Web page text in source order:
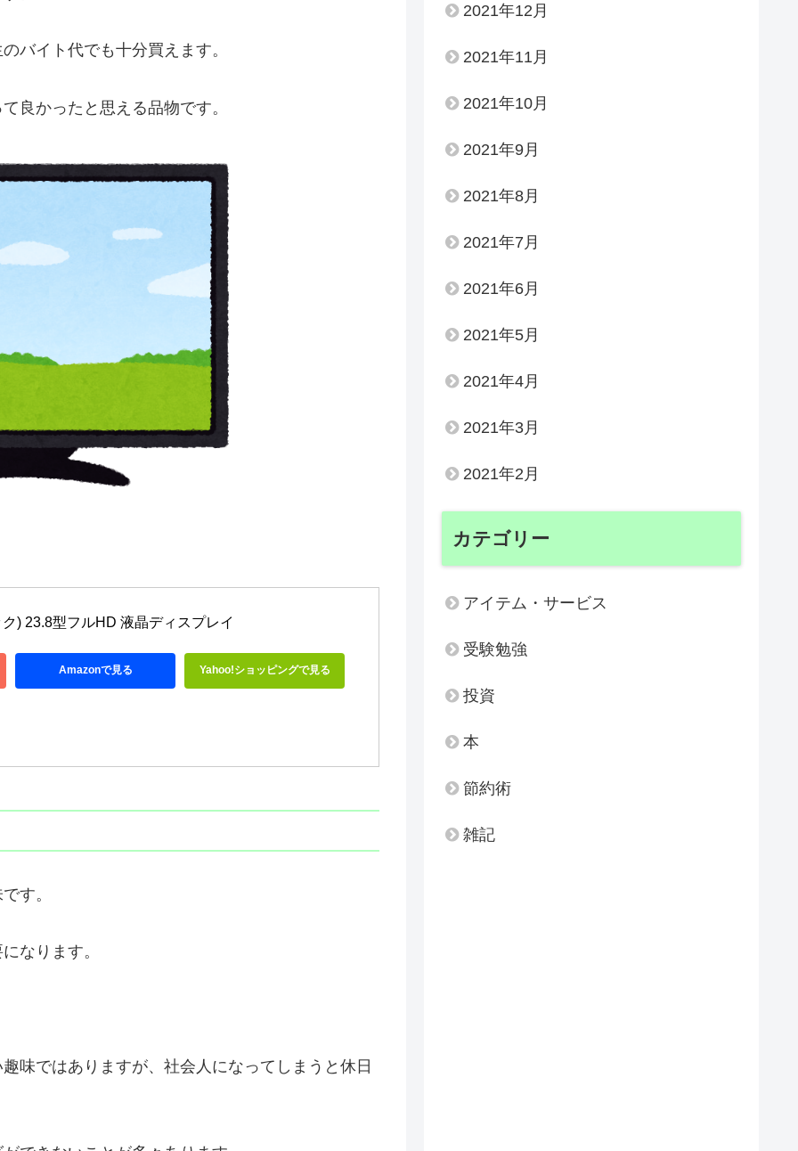
バイト代でも十分買えます。
良かったと思える品物です。
) 23.8型フルHD 液晶ディスプレイ
Amazonで見る Yahoo!ショッピングで見る
す。
なります。
味ではありますが、社会人になってしまうと休日
2021年12月
2021年11月
2021年10月
2021年9月
2021年8月
2021年7月
2021年6月
2021年5月
2021年4月
2021年3月
2021年2月
カテゴリー
アイテム・サービス
受験勉強
投資
本
節約術
雑記